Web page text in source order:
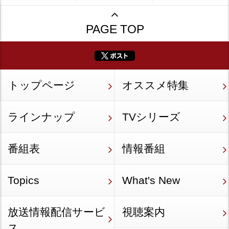
PAGE TOP
トップページ オススメ特集
ラインナップ TVシリーズ
番組表 情報番組
Topics What's New
放送情報配信サービ
視聴案内